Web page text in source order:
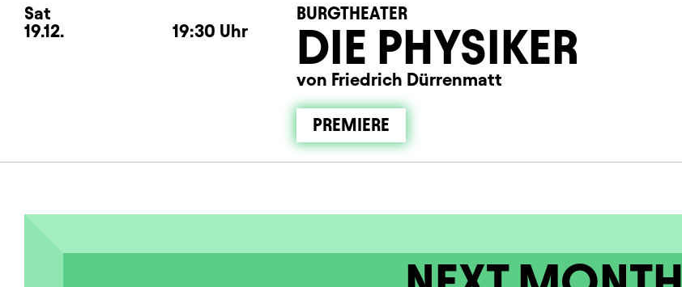
Sat
19.12.
19:30 Uhr
BURGTHEATER
DIE PHYSIKER
von Friedrich Dürrenmatt
PREMIERE